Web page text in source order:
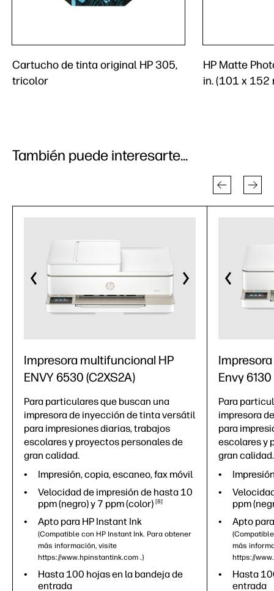
Cartucho de tinta original HP 305,
tricolor
HP Matte
in. (101 x 152
También puede interesarte...
Impresora multifuncional HP
ENVY 6530 (C2XS2A)
Para particulares que buscan una
impresora de inyección de tinta versátil
para impresiones diarias, trabajos
escolares y proyectos personales de
gran calidad.
Impresión, copia, escaneo, fax móvil
Velocidad de impresión de hasta 10
ppm (negro) y 7 ppm(color) 8
Apto para HP Instant Ink
(Compatible con HP Instant Ink. Para obtener
más información, visite
https://www.hpinstantink.com .)
Hasta 100 hojas en la bandeja de
entrada
Envy
Para
impresora
para
escolares y
gran calidad.
ppm
Apto
más
https://
Hasta
entrada